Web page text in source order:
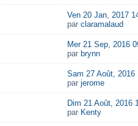
Ven 20 Jan, 2017
par claramalaud
Mer 21 Sep, 2016
par brynn
Sam 27 Août, 2016
par jerome
Dim 21 Août, 2016
par Kenty